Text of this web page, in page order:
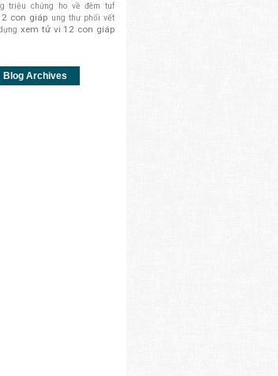
triệu chứng ho về đêm tuf
con giáp ung thư phổi vết
xem tử vi 12 con giáp
Blog Archives